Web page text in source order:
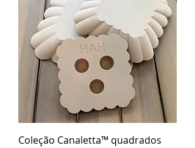
Coleção Canaletta™ quadrados